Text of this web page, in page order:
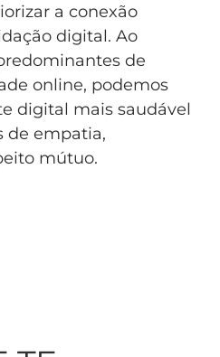
a conexão
digital. Ao
de
online, podemos
digital mais saudável
de empatia,
mútuo.